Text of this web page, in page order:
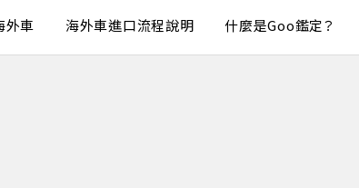
外車 海外車進口流程說明 什麼是Goo鑑定？